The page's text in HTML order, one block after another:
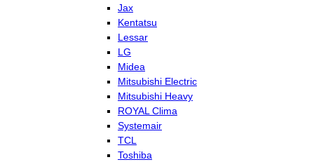
Jax
Kentatsu
Lessar
LG
Midea
Mitsubishi Electric
Mitsubishi Heavy
ROYAL Clima
Systemair
TCL
Toshiba